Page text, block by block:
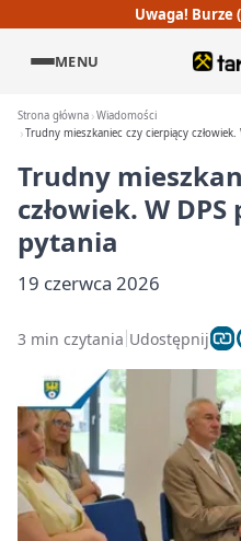
Uwaga! Burze
MENU
Strona główna Wiadomości
Trudny mieszkaniec czy cierpiący człowiek.
Trudny
człowiek. W
pytania
19 czerwca 2026
3 min czytania Udostępnij